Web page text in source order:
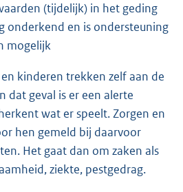
(tijdelijk) in het geding
onderkend en is ondersteuning
mogelijk
kinderen trekken zelf aan de
dat geval is er een alerte
wat er speelt. Zorgen en
hen gemeld bij daarvoor
Het gaat dan om zaken als
ziekte, pestgedrag.